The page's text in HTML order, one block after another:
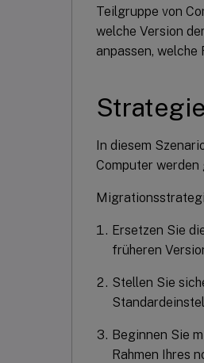
Teilgruppe von
welche Version
anpassen,
In diesem
Computer
Ersetzen Sie
früheren
Stellen Sie
Beginnen Sie
Rahmen Ihres